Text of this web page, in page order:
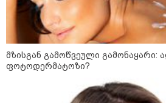
ასობით
კატეგორიის ყველა
მზისგან გამოწვეული გამონაყარი:
ფოტოდერმატოზი?